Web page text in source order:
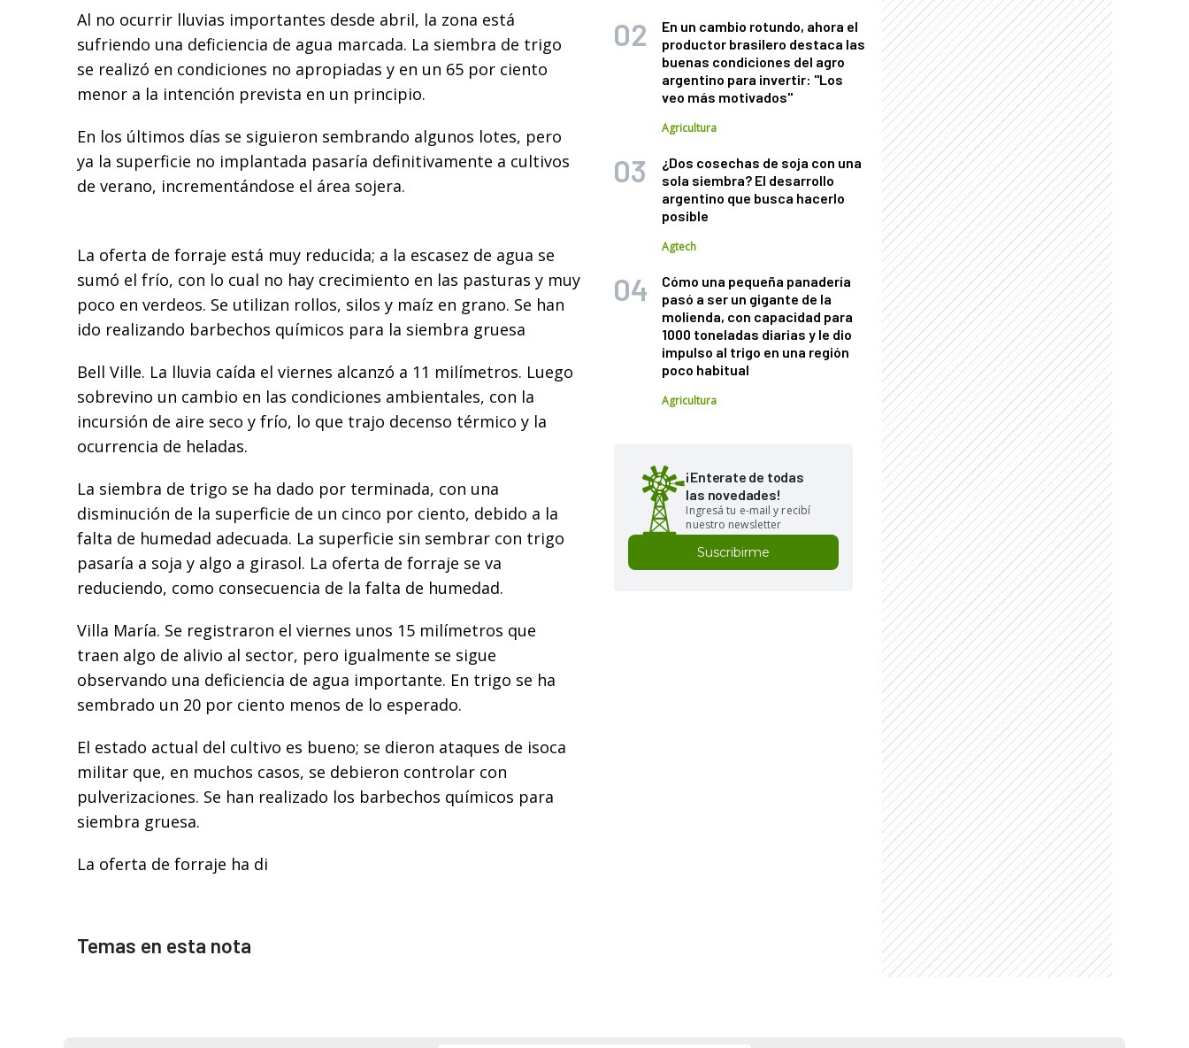
Al no ocurrir lluvias importantes desde abril, la zona está
sufriendo una deficiencia de agua marcada. La siembra de trigo
se realizó en condiciones no apropiadas y en un 65 por ciento
menor a la intención prevista en un principio.
En los últimos días se siguieron sembrando algunos lotes, pero
ya la superficie no implantada pasaría definitivamente a cultivos
de verano, incrementándose el área sojera.
La oferta de forraje está muy reducida; a la escasez de agua se
sumó el frío, con lo cual no hay crecimiento en las pasturas y muy
poco en verdeos. Se utilizan rollos, silos y maíz en grano. Se han
ido realizando barbechos químicos para la siembra gruesa
Bell Ville. La lluvia caída el viernes alcanzó a 11 milímetros. Luego
sobrevino un cambio en las condiciones ambientales, con la
incursión de aire seco y frío, lo que trajo decenso térmico y la
ocurrencia de heladas.
La siembra de trigo se ha dado por terminada, con una
disminución de la superficie de un cinco por ciento, debido a la
falta de humedad adecuada. La superficie sin sembrar con trigo
pasaría a soja y algo a girasol. La oferta de forraje se va
reduciendo, como consecuencia de la falta de humedad.
Villa María. Se registraron el viernes unos 15 milímetros que
traen algo de alivio al sector, pero igualmente se sigue
observando una deficiencia de agua importante. En trigo se ha
sembrado un 20 por ciento menos de lo esperado.
El estado actual del cultivo es bueno; se dieron ataques de isoca
militar que, en muchos casos, se debieron controlar con
pulverizaciones. Se han realizado los barbechos químicos para
siembra gruesa.
La oferta de forraje ha di
En un cambio rotundo, ahora el
productor brasilero destaca las
buenas condiciones del agro
argentino para invertir: "Los
veo más motivados"
Agricultura
¿Dos cosechas de soja con una
sola siembra? El desarrollo
argentino que busca hacerlo
posible
Agtech
Cómo una pequeña panadería
pasó a ser un gigante de la
molienda, con capacidad para
1000 toneladas diarias y le dio
impulso al trigo en una región
poco habitual
Agricultura
¡Enterate de todas
las novedades!
Ingresá tu e-mail y recibí
nuestro newsletter
Suscribirme
Temas en esta nota